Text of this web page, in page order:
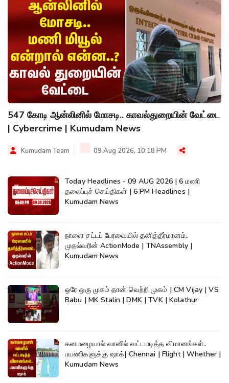
547 கோடி ஆன்லினில் மோசடி.. காவல்துறையின் வேட்டை
| Cybercrime | Kumudam News
Kumudam Team 09 Aug 2026, 10:18 PM
Today Headlines - 09 AUG 2026 | 6 மணி
தலைப்புச் செய்திகள் | 6 PM Headlines |
Kumudam News
நாளை சட்டப் பேரவையில் தனித்தீர்மானம்..
முதல்வரின் ActionMode | TNAssembly |
Kumudam News
ஒரே ஒரு முகம் தான் வெற்றி முகம் | CM Vijay | VS
Babu | MK Stalin | DMK | TVK | Kolathur
கனமழையால் வானில் வட்டமடித்த விமானங்கள்..
பயணிகளுக்கு ஷாக்| Chennai | Flight | Whether |
Kumudam News